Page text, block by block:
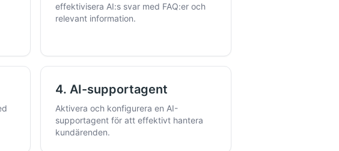
effektivisera AI:s svar med FAQ:er och
relevant information.
4. AI-supportagent
Aktivera och konfigurera en AI-
supportagent för att effektivt hantera
kundärenden.